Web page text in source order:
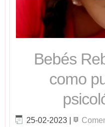
Bebés
como
25-02-2023